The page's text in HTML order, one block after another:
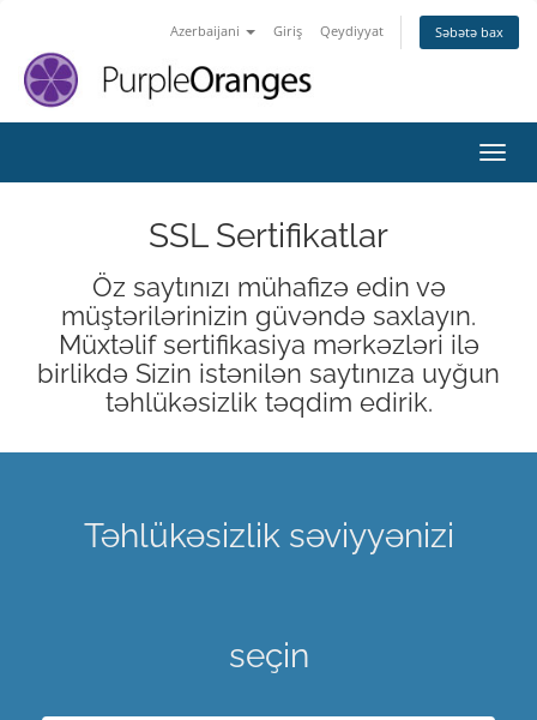
Azerbaijani Giriş Qeydiyyat Səbətə bax
SSL Sertifikatlar
Öz saytınızı mühafizə edin və
müştərilərinizin güvəndə saxlayın.
Müxtəlif sertifikasiya mərkəzləri ilə
birlikdə Sizin istənilən saytınıza uyğun
təhlükəsizlik təqdim edirik.
Təhlükəsizlik səviyyənizi
seçin